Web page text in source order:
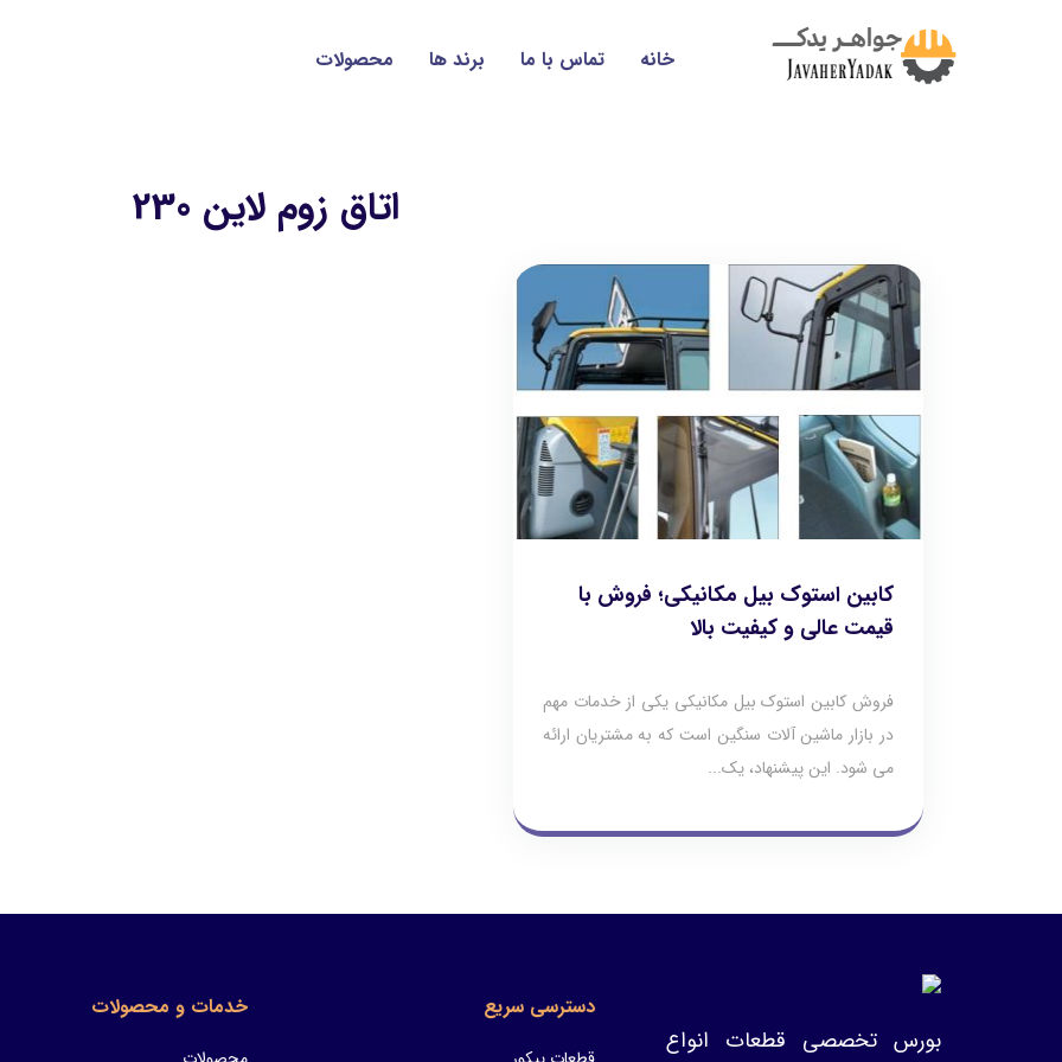
خانه تماس با ما برند ها محصولات
اتاق زوم لاین 230
کابین استوک بیل مکانیکی؛ فروش با
قیمت عالی و کیفیت بالا
فروش کابین استوک بیل مکانیکی یکی از خدمات مهم
در بازار ماشین‌ آلات سنگین است که به مشتریان ارائه
می‌ شود. این پیشنهاد، یک...
بورس تخصصی قطعات انواع
دسترسی سریع خدمات و محصولات